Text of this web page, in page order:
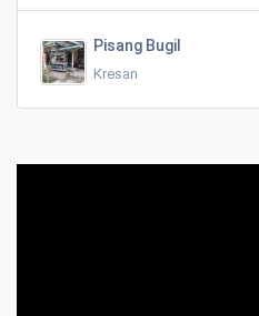
Pisang Bugil
Kresan